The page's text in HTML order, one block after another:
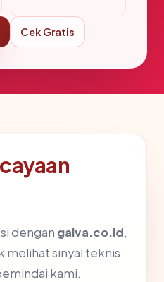
Cek Gratis
dengan galva.co.id,
melihat sinyal teknis
kami.